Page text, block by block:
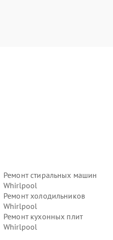
Ремонт стиральных машин
Whirlpool
Ремонт холодильников
Whirlpool
Ремонт кухонных плит
Whirlpool